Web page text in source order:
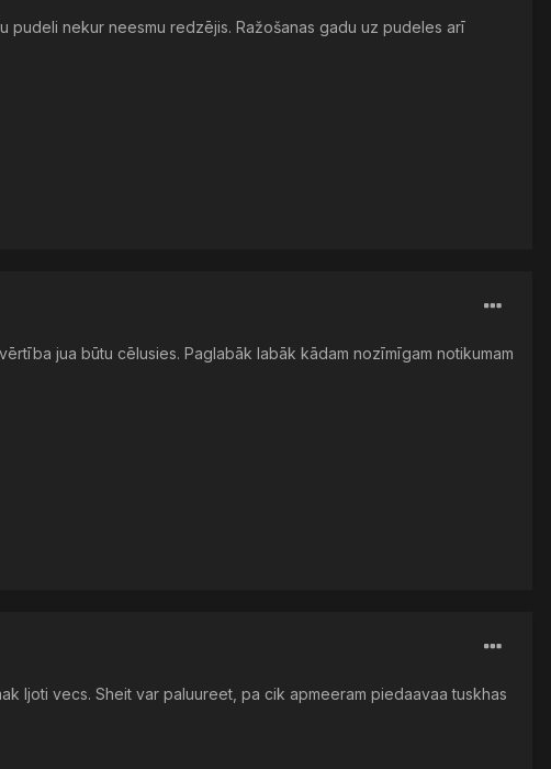
pudeli nekur neesmu redzējis. Ražošanas gadu uz pudeles arī
jua būtu cēlusies. Paglabāk labāk kādam nozīmīgam notikumam
ljoti vecs. Sheit var paluureet, pa cik apmeeram piedaavaa tuskhas